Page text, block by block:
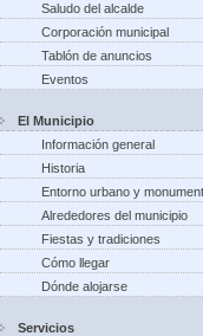
Saludo del alcalde
Corporación municipal
Tablón de anuncios
Eventos
El Municipio
Información general
Historia
Entorno urbano y
Alrededores del municipio
Fiestas y tradiciones
Cómo llegar
Dónde alojarse
Servicios